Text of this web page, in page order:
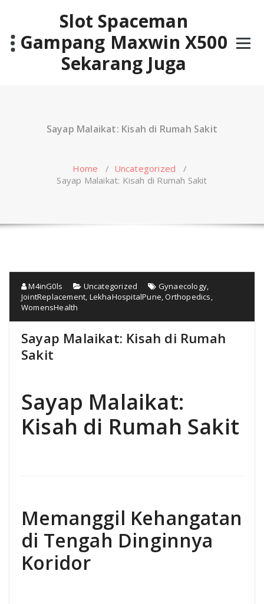
Slot Spaceman
Gampang Maxwin X500
Sekarang Juga
Sayap Malaikat: Kisah di Rumah Sakit
Home / Uncategorized /
Sayap Malaikat: Kisah di Rumah Sakit
M4inG0ls Uncategorized Gynaecology
JointReplacement LekhaHospitalPune ,Orthopedics
WomensHealth
Sayap Malaikat: Kisah di Rumah
Sakit
Sayap Malaikat:
Kisah di Rumah Sakit
Memanggil Kehangatan
di Tengah Dinginnya
Koridor